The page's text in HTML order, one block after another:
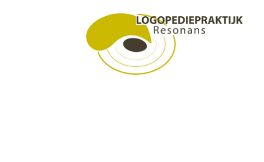
Logopedie Resonans